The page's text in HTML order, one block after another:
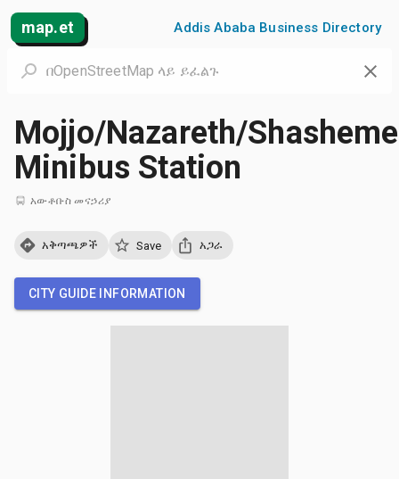
map.et Addis Ababa Business Directory
Mojjo/Nazareth/
Minibus Station
አውቶቡስ መናኃሪያ
አቅጣጫዎች Save አጋራ
CITY GUIDE INFORMATION